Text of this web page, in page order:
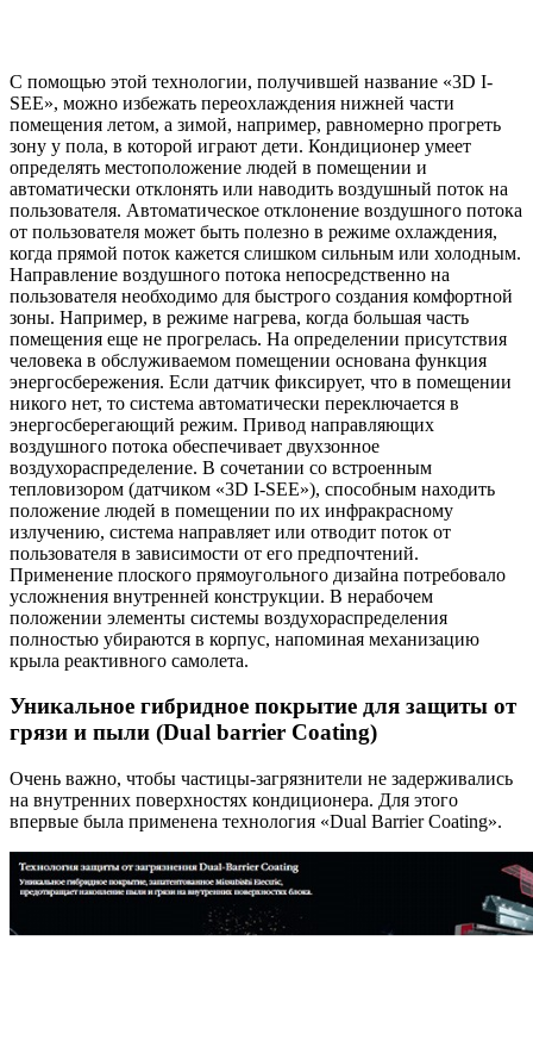
С помощью этой технологии, получившей название «3D I-
SEE», можно избежать переохлаждения нижней части
помещения летом, а зимой, например, равномерно прогреть
зону у пола, в которой играют дети. Кондиционер умеет
определять местоположение людей в помещении и
автоматически отклонять или наводить воздушный поток на
пользователя. Автоматическое отклонение воздушного потока
от пользователя может быть полезно в режиме охлаждения,
когда прямой поток кажется слишком сильным или холодным.
Направление воздушного потока непосредственно на
пользователя необходимо для быстрого создания комфортной
зоны. Например, в режиме нагрева, когда большая часть
помещения еще не прогрелась. На определении присутствия
человека в обслуживаемом помещении основана функция
энергосбережения. Если датчик фиксирует, что в помещении
никого нет, то система автоматически переключается в
энергосберегающий режим. Привод направляющих
воздушного потока обеспечивает двухзонное
воздухораспределение. В сочетании со встроенным
тепловизором (датчиком «3D I-SEE»), способным находить
положение людей в помещении по их инфракрасному
излучению, система направляет или отводит поток от
пользователя в зависимости от его предпочтений.
Применение плоского прямоугольного дизайна потребовало
усложнения внутренней конструкции. В нерабочем
положении элементы системы воздухораспределения
полностью убираются в корпус, напоминая механизацию
крыла реактивного самолета.
Уникальное гибридное покрытие для защиты от
грязи и пыли (Dual barrier Coating)
Очень важно, чтобы частицы-загрязнители не задерживались
на внутренних поверхностях кондиционера. Для этого
впервые была применена технология «Dual Barrier Coating».